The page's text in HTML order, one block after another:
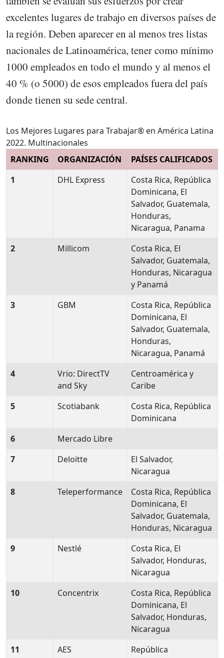
excelentes lugares de trabajo en diversos países de
la región. Deben aparecer en al menos tres listas
nacionales de Latinoamérica, tener como mínimo
1000 empleados en todo el mundo y al menos el
40 % (o 5000) de esos empleados fuera del país
donde tienen su sede central.
Los Mejores Lugares para Trabajar® en América Latina
2022. Multinacionales
RANKING
ORGANIZACIÓN
PAÍSES CALIFICADOS
1
DHL Express
Costa Rica, República
Dominicana, El
Salvador, Guatemala,
Honduras,
Nicaragua, Panama
2
Millicom
Costa Rica, El
Salvador, Guatemala,
Honduras, Nicaragua
y Panamá
3
GBM
Costa Rica, República
Dominicana, El
Salvador, Guatemala,
Honduras,
Nicaragua, Panamá
4
Vrio: DirectTV
and Sky
Centroamérica y
Caribe
5
Scotiabank
Costa Rica, República
Dominicana
6
Mercado Libre
7
Deloitte
El Salvador,
Nicaragua
8
Teleperformance
Costa Rica, República
Dominicana, El
Salvador, Guatemala,
Honduras, Nicaragua
9
Nestlé
Costa Rica, El
Salvador, Honduras,
Nicaragua
10
Concentrix
Costa Rica, República
Dominicana, El
Salvador, Honduras,
Nicaragua
11
AES
República